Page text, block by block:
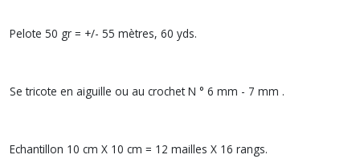
Pelote 50 gr = +/- 55 mètres, 60 yds.
Se tricote en aiguille ou au crochet N ° 6 mm - 7 mm .
Echantillon 10 cm X 10 cm = 12 mailles X 16 rangs.